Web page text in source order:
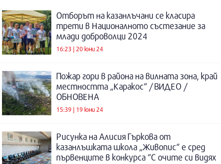
Отборът на казанлъчани се класира
трети в Националното състезание за
млади доброволци 2024
16:23 | 20 юни 24
Пожар гори в района на вилната зона, край
местността „Каракос“ / ВИДЕО /
ОБНОВЕНА
15:39 | 19 юни 24
Рисунка на Алисия Гъркова от
казанлъшката школа „Живопис“ е сред
първенците в конкурса “С очите си видях